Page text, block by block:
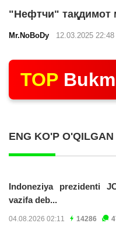
"Нефтчи" тақдимот
Mr.NoBoDy 12.03.2025 22:48
TOP
ENG KO'P
Indoneziya prezidenti
vazifa deb...
04.08.2026 02:11 14286